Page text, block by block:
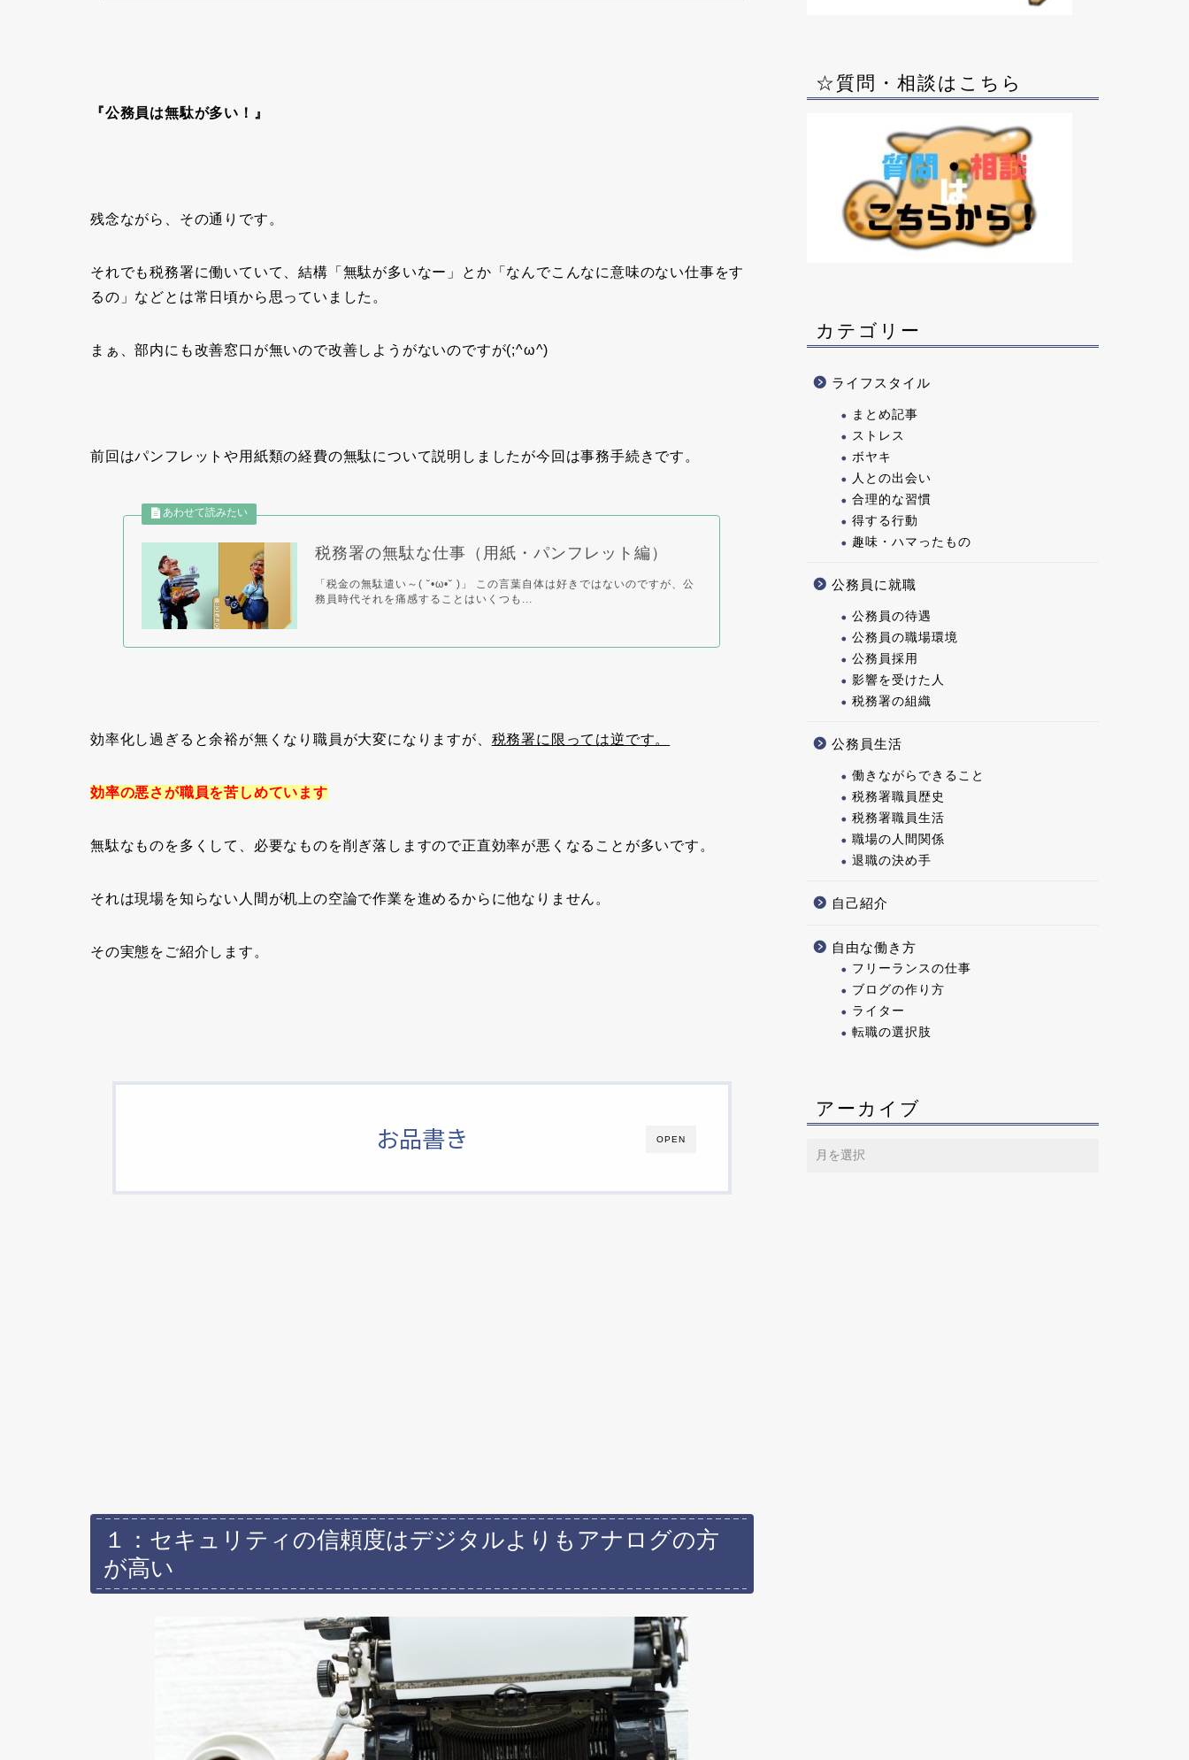
『公務員は無駄が多い！』
残念ながら、その通りです。
それでも税務署に働いていて、結構「無駄が多いなー」とか「なんでこんなに意味のない仕事をす
るの」などとは常日頃から思っていました。
まぁ、部内にも改善窓口が無いので改善しようがないのですが(;^ω^)
前回はパンフレットや用紙類の経費の無駄について説明しましたが今回は事務手続きです。
税務署の無駄な仕事（用紙・パンフレット編）
「税金の無駄遣い～( ˘•ω•˘ )」 この言葉自体は好きではないのですが、公
務員時代それを痛感することはいくつも...
効率化し過ぎると余裕が無くなり職員が大変になりますが、 税務署に限っては逆です。
効率の悪さが職員を苦しめています
無駄なものを多くして、必要なものを削ぎ落しますので正直効率が悪くなることが多いです。
それは現場を知らない人間が机上の空論で作業を進めるからに他なりません。
その実態をご紹介します。
OPEN
お品書き
１：セキュリティの信頼度はデジタルよりもアナログの方
が高い
☆質問・相談はこちら
カテゴリー
ライフスタイル
まとめ記事
ストレス
ボヤキ
人との出会い
合理的な習慣
得する行動
趣味・ハマったもの
公務員に就職
公務員の待遇
公務員の職場環境
公務員採用
影響を受けた人
税務署の組織
公務員生活
働きながらできること
税務署職員歴史
税務署職員生活
職場の人間関係
退職の決め手
自己紹介
自由な働き方
フリーランスの仕事
ブログの作り方
ライター
転職の選択肢
アーカイブ